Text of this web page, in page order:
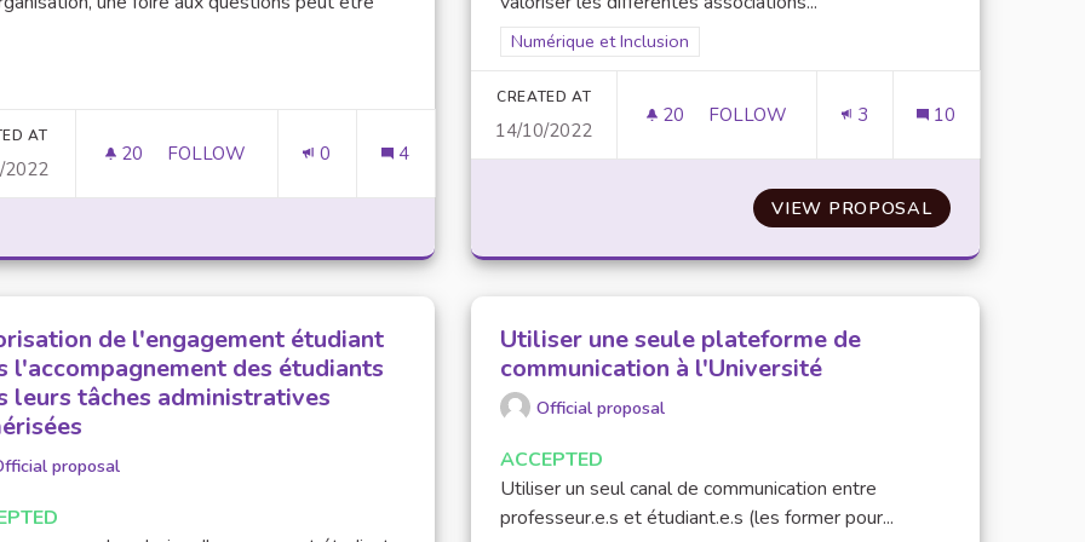
AT
2022
20 20 FOLLOWERS
FOLLOW 0 4
Filter results for scope: Numérique et Inclusion
Numérique et Inclusion
CREATED AT
14/10/2022
20 20 FOLLOWERS
FOLLOW 3 10
VIEW PROPOSALVALORISER
de l'engagement étudiant
l'accompagnement des étudiants
leurs tâches administratives
proposal
Utiliser une seule plateforme de
communication à l'Université
Official proposal
ACCEPTED
Utiliser un seul canal de communication entre
professeur.e.s et étudiant.e.s (les former pour...